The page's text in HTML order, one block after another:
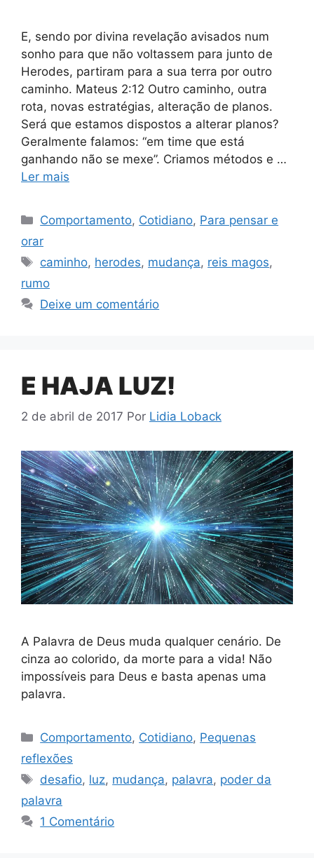
E, sendo por divina revelação avisados num
sonho para que não voltassem para junto de
Herodes, partiram para a sua terra por outro
caminho. Mateus 2:12 Outro caminho, outra
rota, novas estratégias, alteração de planos.
Será que estamos dispostos a alterar planos?
Geralmente falamos: “em time que está
ganhando não se mexe”. Criamos métodos e …
Ler mais
Categorias
Comportamento, Cotidiano, Para pensar e
orar
Tags
caminho, herodes, mudança, reis magos,
rumo
Deixe um comentário
E HAJA LUZ!
2 de abril de 2017 Por Lidia Loback
A Palavra de Deus muda qualquer cenário. De
cinza ao colorido, da morte para a vida! Não
impossíveis para Deus e basta apenas uma
palavra.
Categorias
Comportamento, Cotidiano, Pequenas
reflexões
Tags
desafio, luz, mudança, palavra, poder da
palavra
1 Comentário